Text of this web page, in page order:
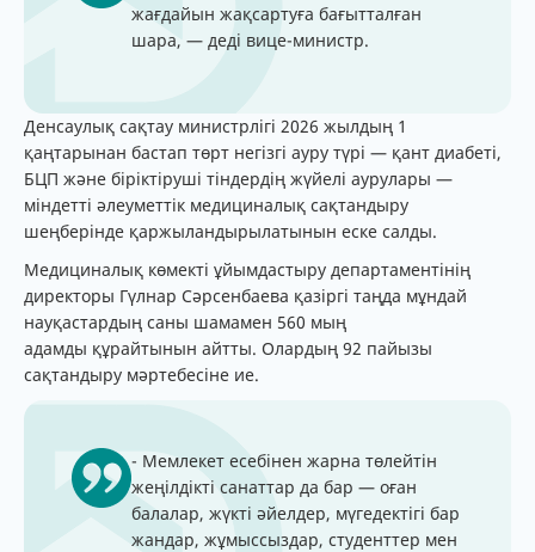
жағдайын жақсартуға бағытталған
шара, — деді вице-министр.
Денсаулық сақтау министрлігі 2026 жылдың 1
қаңтарынан бастап төрт негізгі ауру түрі — қант диабеті,
БЦП және біріктіруші тіндердің жүйелі аурулары —
міндетті әлеуметтік медициналық сақтандыру
шеңберінде қаржыландырылатынын еске салды.
Медициналық көмекті ұйымдастыру департаментінің
директоры Гүлнар Сәрсенбаева қазіргі таңда мұндай
науқастардың саны шамамен 560 мың
адамды құрайтынын айтты. Олардың 92 пайызы
сақтандыру мәртебесіне ие.
- Мемлекет есебінен жарна төлейтін
жеңілдікті санаттар да бар — оған
балалар, жүкті әйелдер, мүгедектігі бар
жандар, жұмыссыздар, студенттер мен